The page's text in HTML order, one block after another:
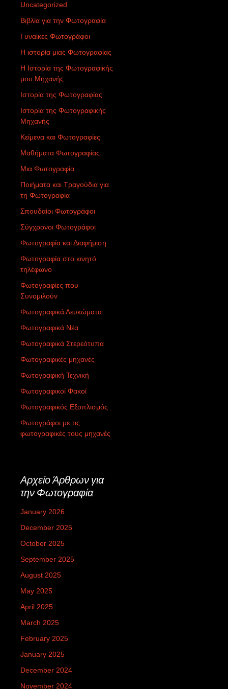
Uncategorized
Βιβλία για την Φωτογραφία
Γυναίκες Φωτογράφοι
Η ιστορία μιας Φωτογραφίας
Η Ιστορία της Φωτογραφικής
μου Μηχανής
Ιστορία της Φωτογραφίας
Ιστορία της Φωτογραφικής
Μηχανής
Κείμενα και Φωτογραφίες
Μαθήματα Φωτογραφίας
Μια Φωτογραφία
Ποιήματα και Τραγούδια για
τη Φωτογραφία
Σπουδαίοι Φωτογράφοι
Σύγχρονοι Φωτογράφοι
Φωτογραφία και Διαφήμιση
Φωτογραφία στο κινητό
τηλέφωνο
Φωτογραφίες που
Συνομιλούν
Φωτογραφικά Λευκώματα
Φωτογραφικά Νέα
Φωτογραφικά Στερεότυπα
Φωτογραφικές μηχανές
Φωτογραφική Τεχνική
Φωτογραφικοί Φακοί
Φωτογραφικός Εξοπλισμός
Φωτογράφοι με τις
φωτογραφικές τους μηχανές
Αρχείο Άρθρων για
την Φωτογραφία
January 2026
December 2025
October 2025
September 2025
August 2025
May 2025
April 2025
March 2025
February 2025
January 2025
December 2024
November 2024